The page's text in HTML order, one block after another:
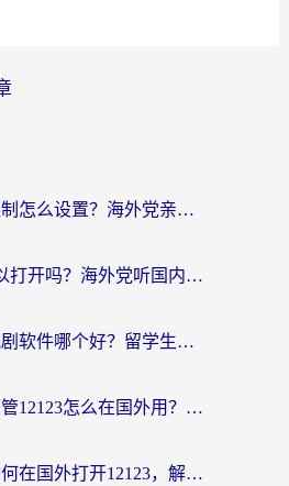
豆瓣音乐地区限制怎么设置？海外党亲测有效的回国加速方案来了
全民k歌国外可以打开吗？海外党听国内音乐听书的实用指南
海外看国内电视剧软件哪个好？留学生亲测有效的追剧加速方案
海外党别愁！交管12123怎么在国外用？一篇搞定回国资源访问难题
海外党必看：如何在国外打开12123，解决小程序登录难题